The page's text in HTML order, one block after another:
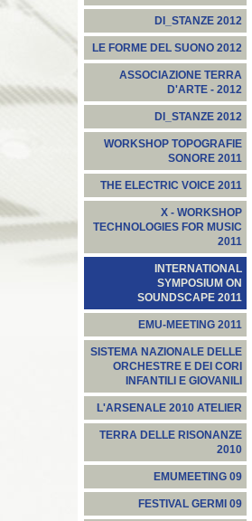
DI_STANZE 2012
LE FORME DEL SUONO 2012
ASSOCIAZIONE TERRA
D'ARTE - 2012
DI_STANZE 2012
WORKSHOP TOPOGRAFIE
SONORE 2011
THE ELECTRIC VOICE 2011
X - WORKSHOP
TECHNOLOGIES FOR MUSIC
2011
INTERNATIONAL
SYMPOSIUM ON
SOUNDSCAPE 2011
EMU-MEETING 2011
SISTEMA NAZIONALE DELLE
ORCHESTRE E DEI CORI
INFANTILI E GIOVANILI
L'ARSENALE 2010 ATELIER
TERRA DELLE RISONANZE
2010
EMUMEETING 09
FESTIVAL GERMI 09